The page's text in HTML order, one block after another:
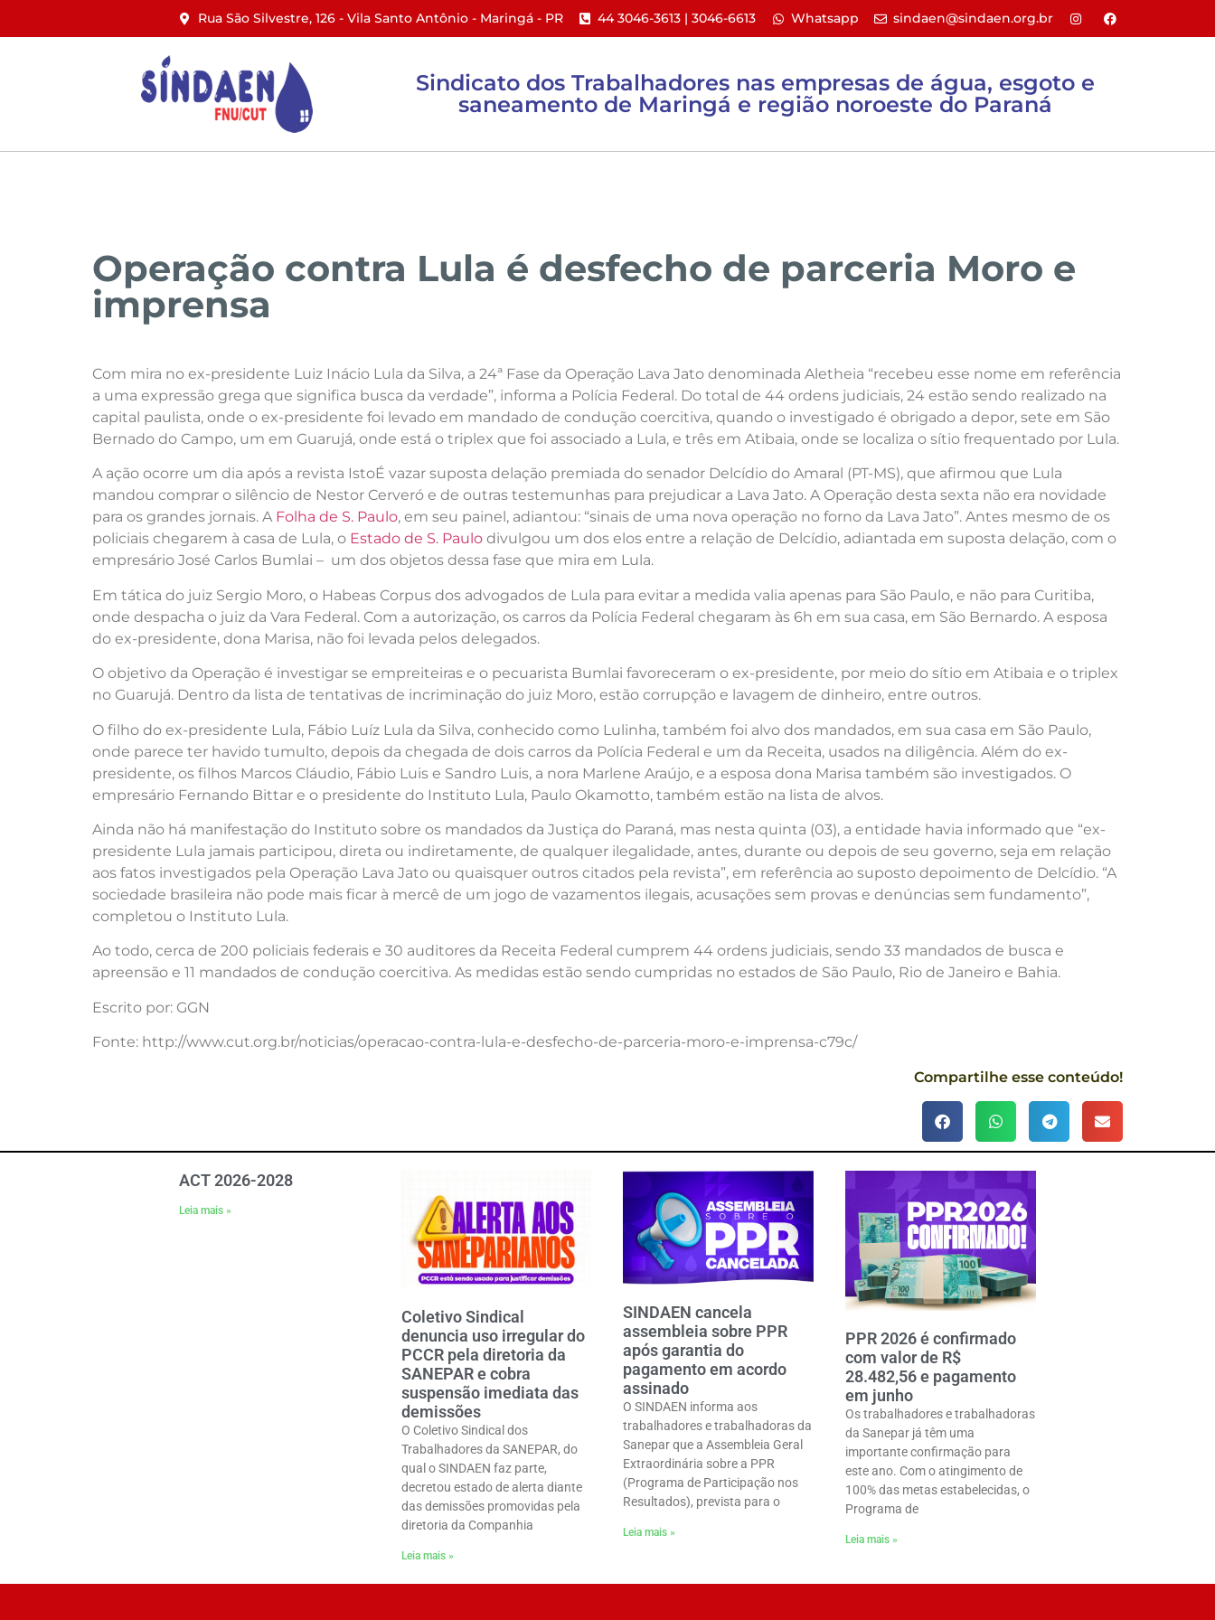
Rua São Silvestre, 126 - Vila Santo Antônio - Maringá - PR​ 44 3046-3613 | 3046-6613​ Whatsapp sindaen@sindaen.org.br
Sindicato dos Trabalhadores nas empresas de água, esgoto e
saneamento de Maringá e região noroeste do Paraná
Operação contra Lula é desfecho de parceria Moro e
imprensa
Com mira no ex-presidente Luiz Inácio Lula da Silva, a 24ª Fase da Operação Lava Jato denominada Aletheia “recebeu esse nome em referência
a uma expressão grega que significa busca da verdade”, informa a Polícia Federal. Do total de 44 ordens judiciais, 24 estão sendo realizado na
capital paulista, onde o ex-presidente foi levado em mandado de condução coercitiva, quando o investigado é obrigado a depor, sete em São
Bernado do Campo, um em Guarujá, onde está o triplex que foi associado a Lula, e três em Atibaia, onde se localiza o sítio frequentado por Lula.
A ação ocorre um dia após a revista IstoÉ vazar suposta delação premiada do senador Delcídio do Amaral (PT-MS), que afirmou que Lula
mandou comprar o silêncio de Nestor Cerveró e de outras testemunhas para prejudicar a Lava Jato. A Operação desta sexta não era novidade
para os grandes jornais. A Folha de S. Paulo, em seu painel, adiantou: “sinais de uma nova operação no forno da Lava Jato”. Antes mesmo de os
policiais chegarem à casa de Lula, o Estado de S. Paulo divulgou um dos elos entre a relação de Delcídio, adiantada em suposta delação, com o
empresário José Carlos Bumlai – um dos objetos dessa fase que mira em Lula.
Em tática do juiz Sergio Moro, o Habeas Corpus dos advogados de Lula para evitar a medida valia apenas para São Paulo, e não para Curitiba,
onde despacha o juiz da Vara Federal. Com a autorização, os carros da Polícia Federal chegaram às 6h em sua casa, em São Bernardo. A esposa
do ex-presidente, dona Marisa, não foi levada pelos delegados.
O objetivo da Operação é investigar se empreiteiras e o pecuarista Bumlai favoreceram o ex-presidente, por meio do sítio em Atibaia e o triplex
no Guarujá. Dentro da lista de tentativas de incriminação do juiz Moro, estão corrupção e lavagem de dinheiro, entre outros.
O filho do ex-presidente Lula, Fábio Luíz Lula da Silva, conhecido como Lulinha, também foi alvo dos mandados, em sua casa em São Paulo,
onde parece ter havido tumulto, depois da chegada de dois carros da Polícia Federal e um da Receita, usados na diligência. Além do ex-
presidente, os filhos Marcos Cláudio, Fábio Luis e Sandro Luis, a nora Marlene Araújo, e a esposa dona Marisa também são investigados. O
empresário Fernando Bittar e o presidente do Instituto Lula, Paulo Okamotto, também estão na lista de alvos.
Ainda não há manifestação do Instituto sobre os mandados da Justiça do Paraná, mas nesta quinta (03), a entidade havia informado que “ex-
presidente Lula jamais participou, direta ou indiretamente, de qualquer ilegalidade, antes, durante ou depois de seu governo, seja em relação
aos fatos investigados pela Operação Lava Jato ou quaisquer outros citados pela revista”, em referência ao suposto depoimento de Delcídio. “A
sociedade brasileira não pode mais ficar à mercê de um jogo de vazamentos ilegais, acusações sem provas e denúncias sem fundamento”,
completou o Instituto Lula.
Ao todo, cerca de 200 policiais federais e 30 auditores da Receita Federal cumprem 44 ordens judiciais, sendo 33 mandados de busca e
apreensão e 11 mandados de condução coercitiva. As medidas estão sendo cumpridas no estados de São Paulo, Rio de Janeiro e Bahia.
Escrito por: GGN
Fonte: http://www.cut.org.br/noticias/operacao-contra-lula-e-desfecho-de-parceria-moro-e-imprensa-c79c/
Compartilhe esse conteúdo!
ACT 2026-2028
Leia mais »
Coletivo Sindical
denuncia uso irregular do
PCCR pela diretoria da
SANEPAR e cobra
suspensão imediata das
demissões
O Coletivo Sindical dos
Trabalhadores da SANEPAR, do
qual o SINDAEN faz parte,
decretou estado de alerta diante
das demissões promovidas pela
diretoria da Companhia
Leia mais »
SINDAEN cancela
assembleia sobre PPR
após garantia do
pagamento em acordo
assinado
O SINDAEN informa aos
trabalhadores e trabalhadoras da
Sanepar que a Assembleia Geral
Extraordinária sobre a PPR
(Programa de Participação nos
Resultados), prevista para o
Leia mais »
PPR 2026 é confirmado
com valor de R$
28.482,56 e pagamento
em junho
Os trabalhadores e trabalhadoras
da Sanepar já têm uma
importante confirmação para
este ano. Com o atingimento de
100% das metas estabelecidas, o
Programa de
Leia mais »